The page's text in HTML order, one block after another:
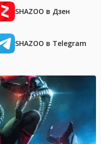
SHAZOO в Дзен
SHAZOO в Telegram